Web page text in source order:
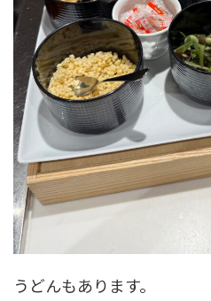
うどんもあります。